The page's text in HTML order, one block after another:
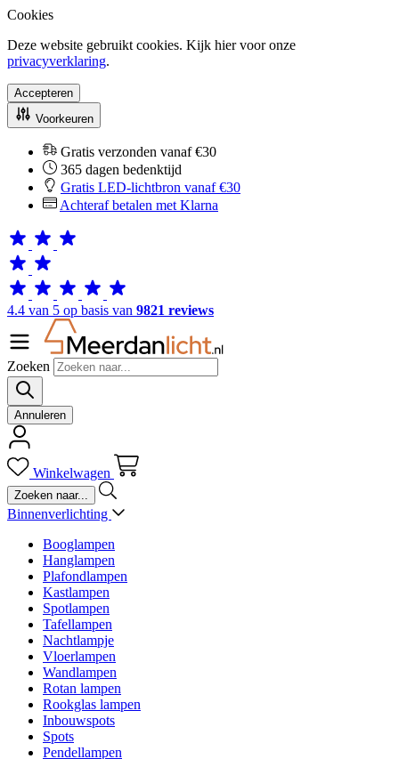
Cookies
Deze website gebruikt cookies. Kijk hier voor onze
privacyverklaring.
Accepteren
Voorkeuren
Gratis verzonden vanaf €30
365 dagen bedenktijd
Gratis LED-lichtbron vanaf €30
Achteraf betalen met Klarna
4.4 van 5 op basis van 9821 reviews
Zoeken
Annuleren
Winkelwagen
Binnenverlichting
Booglampen
Hanglampen
Plafondlampen
Kastlampen
Spotlampen
Tafellampen
Nachtlampje
Vloerlampen
Wandlampen
Rotan lampen
Rookglas lampen
Inbouwspots
Spots
Pendellampen